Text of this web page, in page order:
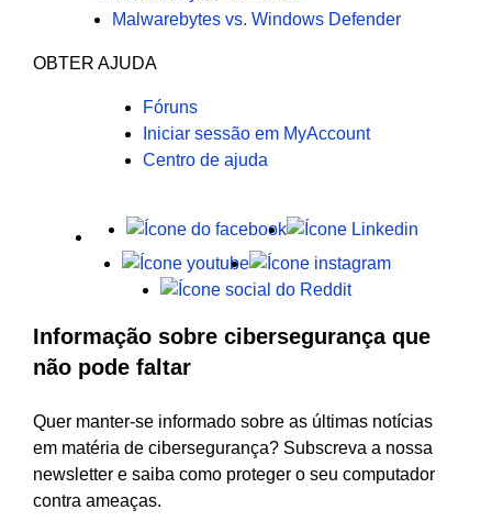
Malwarebytes vs. Windows Defender
OBTER AJUDA
Fóruns
Iniciar sessão em MyAccount
Centro de ajuda
X Facebook
Youtube
Instagram
Reddit
Informação sobre cibersegurança que
não pode faltar
Quer manter-se informado sobre as últimas notícias
em matéria de cibersegurança? Subscreva a nossa
newsletter e saiba como proteger o seu computador
contra ameaças.